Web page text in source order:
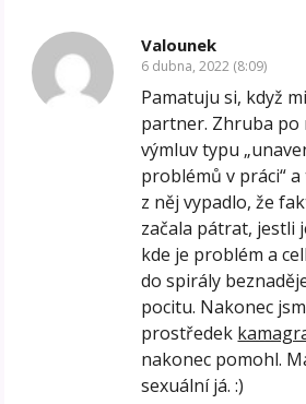
Valounek
6 dubna, 2022 (8:09)
Pamatuju si, když
partner. Zhruba po
výmluv typu
problémů v práci“
z něj vypadlo, že
začala pátrat, jestli
kde je problém a
do spirály
pocitu. Nakonec
prostředek
nakonec pomohl.
sexuální já. :)